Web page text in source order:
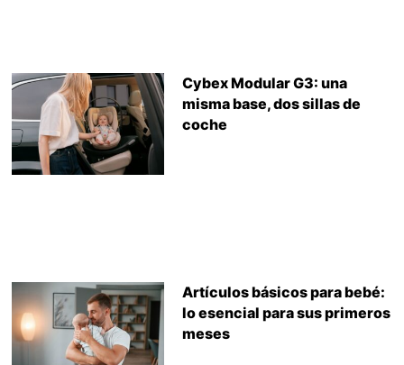
Cybex Modular G3: una
misma base, dos sillas de
coche
Artículos básicos para bebé:
lo esencial para sus primeros
meses